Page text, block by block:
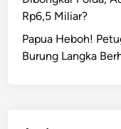
Rp6,5 Miliar?
Papua Heboh!
Burung Langka